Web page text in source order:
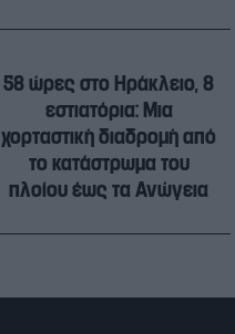
58 ώρες στο Ηράκλειο, 8
εστιατόρια: Μια
χορταστική διαδρομή από
το κατάστρωμα του
πλοίου έως τα Ανώγεια